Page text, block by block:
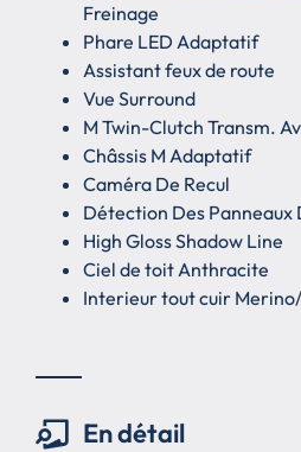
Freinage
Phare LED Adaptatif
Assistant feux de route
Vue Surround
M Twin-Clutch Transm.
Châssis M Adaptatif
Caméra De Recul
Détection Des Panneaux
High Gloss Shadow Line
Ciel de toit Anthracite
Interieur tout cuir
En détail